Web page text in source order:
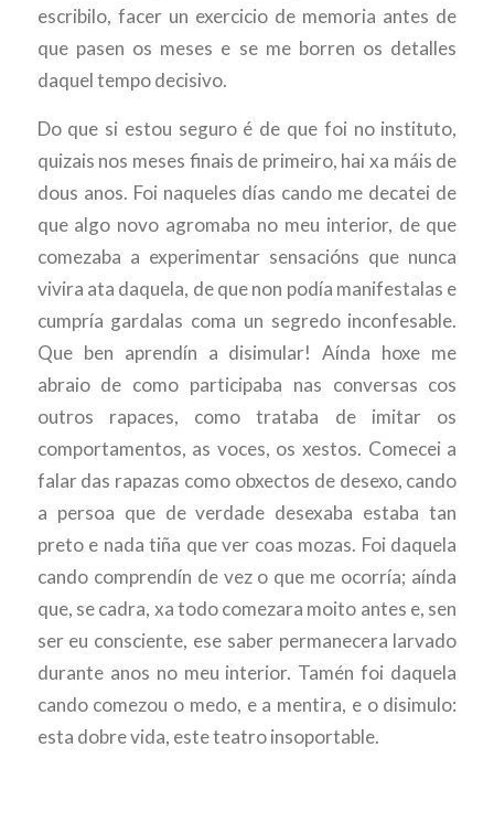
escribilo, facer un exercicio de memoria antes de
que pasen os meses e se me borren os detalles
daquel tempo decisivo.
Do que si estou seguro é de que foi no instituto,
quizais nos meses finais de primeiro, hai xa máis de
dous anos. Foi naqueles días cando me decatei de
que algo novo agromaba no meu interior, de que
comezaba a experimentar sensacións que nunca
vivira ata daquela, de que non podía manifestalas e
cumpría gardalas coma un segredo inconfesable.
Que ben aprendín a disimular! Aínda hoxe me
abraio de como participaba nas conversas cos
outros rapaces, como trataba de imitar os
comportamentos, as voces, os xestos. Comecei a
falar das rapazas como obxectos de desexo, cando
a persoa que de verdade desexaba estaba tan
preto e nada tiña que ver coas mozas. Foi daquela
cando comprendín de vez o que me ocorría; aínda
que, se cadra, xa todo comezara moito antes e, sen
ser eu consciente, ese saber permanecera larvado
durante anos no meu interior. Tamén foi daquela
cando comezou o medo, e a mentira, e o disimulo:
esta dobre vida, este teatro insoportable.